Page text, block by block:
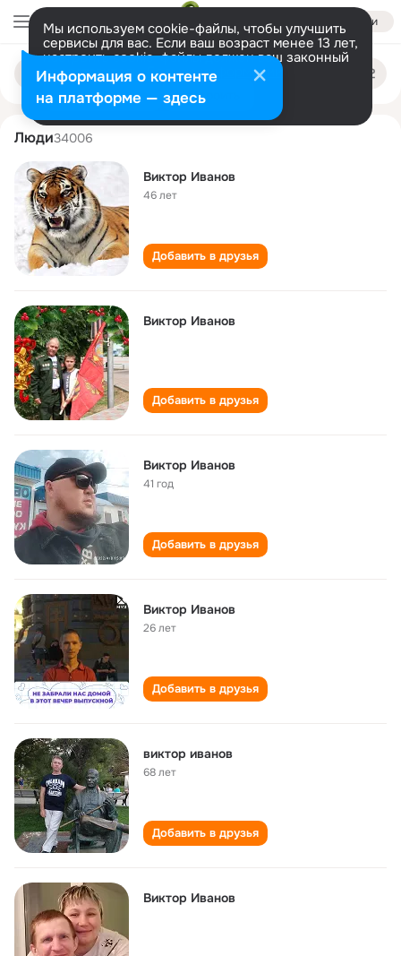
Войти
Мы используем cookie-файлы, чтобы улучшить
сервисы для вас. Если ваш возраст менее 13 лет,
настроить cookie-файлы должен ваш законный
представитель. Больше информации
Разрешить все Настроить
Поиск
людям
vіktor іvanov
Люди34006
Виктор Иванов
46 лет
Добавить в друзья
Виктор Иванов
Добавить в друзья
Виктор Иванов
41 год
Добавить в друзья
Виктор Иванов
26 лет
Добавить в друзья
виктор иванов
68 лет
Добавить в друзья
Виктор Иванов
Информация о контенте
на платформе — здесь